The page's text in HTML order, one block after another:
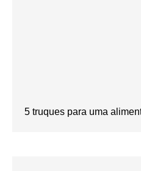
5 truques para uma